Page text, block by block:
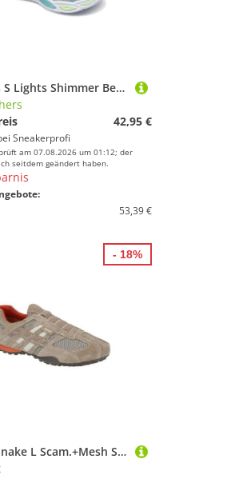
Skechers S Lights Shimmer Beams SPORTY GLOW Kinder Sneaker Schuhe Mädchen LED
42,95 €
Sneakerprofi
am 07.08.2026 um 01:12; der
seitdem geändert haben.
53,39 €
Geox U Snake L Scam.+Mesh Sneaker
- 18%